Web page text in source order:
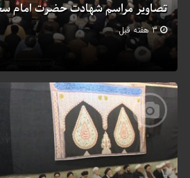
تصاویر مراسم شهادت حضرت امام
3 هفته قبل